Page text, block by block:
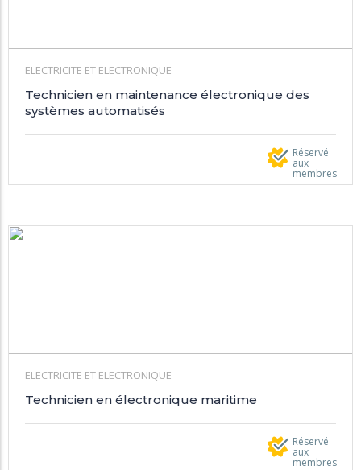
ELECTRICITE ET ELECTRONIQUE
Technicien en maintenance électronique des
systèmes automatisés
Réservé
aux
membres
ELECTRICITE ET ELECTRONIQUE
Technicien en électronique maritime
Réservé
aux
membres